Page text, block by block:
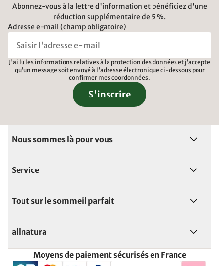
Abonnez-vous à la lettre d'information et bénéficiez d'une
réduction supplémentaire de 5 %.
Adresse e-mail (champ obligatoire)
J'ai lu les informations relatives à la protection des données et j'accepte
qu'un message soit envoyé à l'adresse électronique ci-dessous pour
confirmer mes coordonnées.
S'inscrire
Nous sommes là pour vous
Service
Tout sur le sommeil parfait
allnatura
Moyens de paiement sécurisés en France